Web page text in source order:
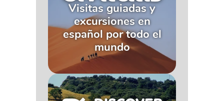
Visitas guiadas y
excursiones en
español por todo el
mundo